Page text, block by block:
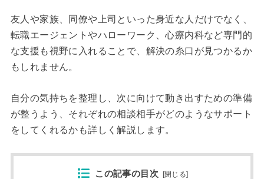
友人や家族、同僚や上司といった身近な人だけでなく、
転職エージェントやハローワーク、心療内科など専門的
な支援も視野に入れることで、解決の糸口が見つかるか
もしれません。
自分の気持ちを整理し、次に向けて動き出すための準備
が整うよう、それぞれの相談相手がどのようなサポート
をしてくれるかも詳しく解説します。
この記事の目次 [閉じる]